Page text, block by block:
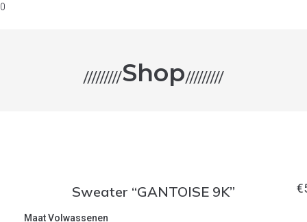
0
/////////Shop/////////
Sweater “GANTOISE 9K” €
Maat Volwassenen